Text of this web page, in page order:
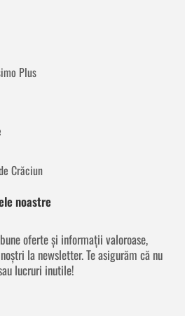
Plus
Crăciun
noastre
oferte și informații valoroase,
la newsletter. Te asigurăm că nu
lucruri inutile!